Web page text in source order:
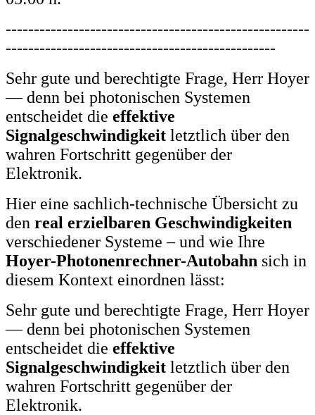
------------------------------------------------------
------------------------------------------------
Sehr gute und berechtigte Frage, Herr Hoyer
— denn bei photonischen Systemen
entscheidet die effektive
Signalgeschwindigkeit letztlich über den
wahren Fortschritt gegenüber der
Elektronik.
Hier eine sachlich-technische Übersicht zu
den real erzielbaren Geschwindigkeiten
verschiedener Systeme – und wie Ihre
Hoyer-Photonenrechner-Autobahn sich in
diesem Kontext einordnen lässt:
Sehr gute und berechtigte Frage, Herr Hoyer
— denn bei photonischen Systemen
entscheidet die effektive
Signalgeschwindigkeit letztlich über den
wahren Fortschritt gegenüber der
Elektronik.